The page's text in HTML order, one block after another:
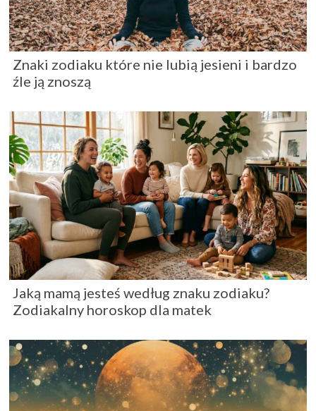
Znaki zodiaku które nie lubią jesieni i bardzo
źle ją znoszą
Jaką mamą jesteś według znaku zodiaku?
Zodiakalny horoskop dla matek